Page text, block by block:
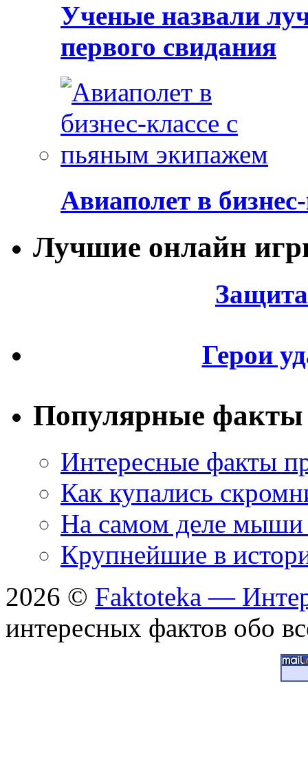
Ученые назвали
первого свидания
Авиаполет в
Лучшие онлайн
Герои
Популярные факты
Интересные факты
Как купались
На самом деле мыши
Крупнейшие в
2026 © Faktoteka —
интересных фактов обо